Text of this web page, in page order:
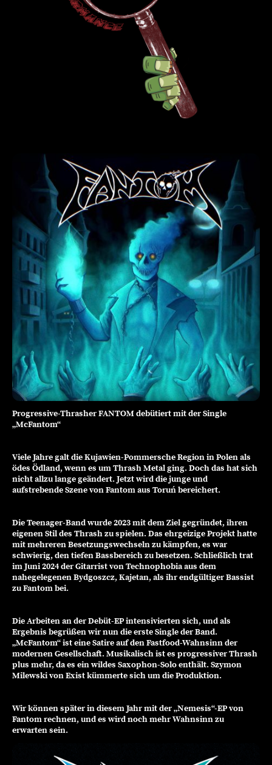
Progressive-Thrasher FANTOM debütiert mit der Single
„McFantom“
Viele Jahre galt die Kujawien-Pommersche Region in Polen als
ödes Ödland, wenn es um Thrash Metal ging. Doch das hat sich
nicht allzu lange geändert. Jetzt wird die junge und
aufstrebende Szene von Fantom aus Toruń bereichert.
Die Teenager-Band wurde 2023 mit dem Ziel gegründet, ihren
eigenen Stil des Thrash zu spielen. Das ehrgeizige Projekt hatte
mit mehreren Besetzungswechseln zu kämpfen, es war
schwierig, den tiefen Bassbereich zu besetzen. Schließlich trat
im Juni 2024 der Gitarrist von Technophobia aus dem
nahegelegenen Bydgoszcz, Kajetan, als ihr endgültiger Bassist
zu Fantom bei.
Die Arbeiten an der Debüt-EP intensivierten sich, und als
Ergebnis begrüßen wir nun die erste Single der Band.
„McFantom“ ist eine Satire auf den Fastfood-Wahnsinn der
modernen Gesellschaft. Musikalisch ist es progressiver Thrash
plus mehr, da es ein wildes Saxophon-Solo enthält. Szymon
Milewski von Exist kümmerte sich um die Produktion.
Wir können später in diesem Jahr mit der „Nemesis“-EP von
Fantom rechnen, und es wird noch mehr Wahnsinn zu
erwarten sein.